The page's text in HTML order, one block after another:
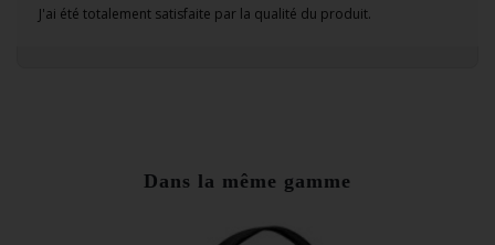
J'ai été totalement satisfaite par la qualité du produit.
Dans la même gamme